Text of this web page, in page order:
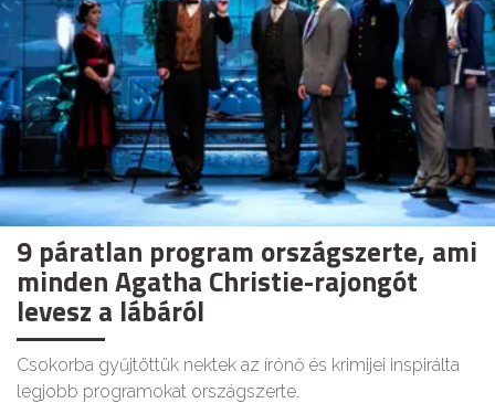
9 páratlan program országszerte, ami
minden Agatha Christie-rajongót
levesz a lábáról
Csokorba gyűjtöttük nektek az írónő és krimijei inspirálta
legjobb programokat országszerte.